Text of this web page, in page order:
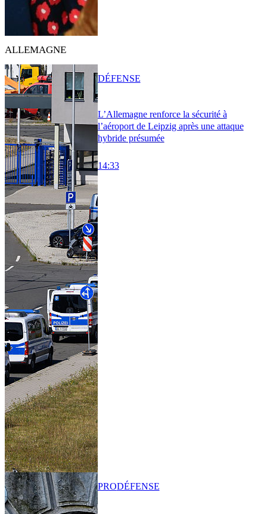
ALLEMAGNE
L’Allemagne renforce la sécurité à
l’aéroport de Leipzig après une attaque
hybride présumée
14:33
DÉFENSE
PRODÉFENSE